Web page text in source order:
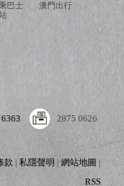
巴士
澳門出行
2875 0626
款 |私隱聲明 |網站地圖 |
RSS